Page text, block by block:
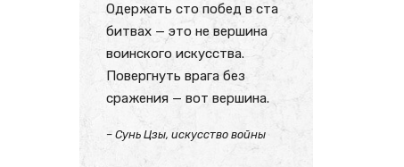
Одержать сто побед в ста
битвах — это не вершина
воинского искусства.
Повергнуть врага без
сражения — вот вершина.
– Сунь Цзы, искусство войны